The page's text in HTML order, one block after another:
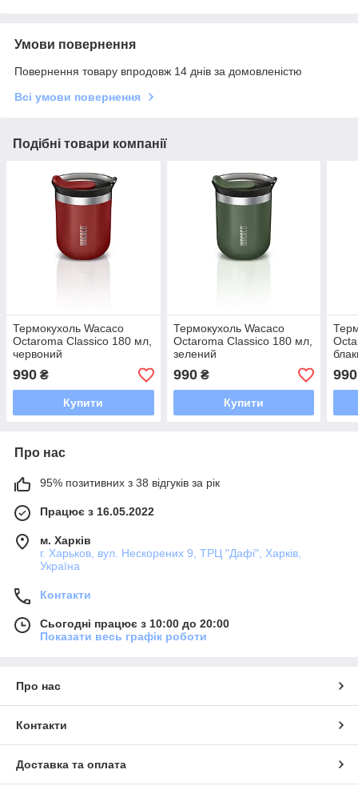
Умови повернення
Повернення товару впродовж 14 днів за домовленістю
Всі умови повернення
Подібні товари компанії
Термокухоль Wacaco
Octaroma Classico 180 мл,
червоний
990 ₴
Купити
Термокухоль Wacaco
Octaroma Classico 180 мл,
зелений
990₴
Купити
990
Про нас
95% позитивних з 38 відгуків за рік
Працює з 16.05.2022
м. Харків
г. Харьков, вул. Нескорених 9, ТРЦ "Дафі", Харків,
Україна
Контакти
Сьогодні працює з 10:00 до 20:00
Показати весь графік роботи
Про нас
Контакти
Доставка та оплата